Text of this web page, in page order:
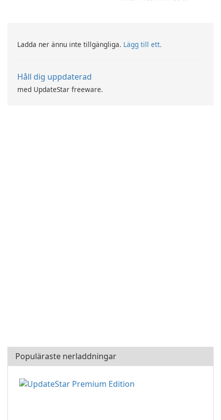
Ladda ner ännu inte tillgängliga. Lägg till ett.
Håll dig uppdaterad
med UpdateStar freeware.
Populäraste nerladdningar